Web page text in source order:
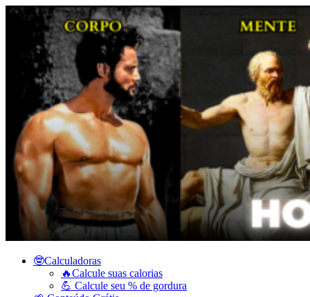
🤓Calculadoras
🔥Calcule suas calorias
💪 Calcule seu % de gordura